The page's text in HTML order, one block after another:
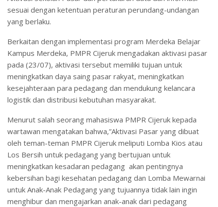
sesuai dengan ketentuan peraturan perundang-undangan
yang berlaku.
Berkaitan dengan implementasi program Merdeka Belajar
Kampus Merdeka, PMPR Cijeruk mengadakan aktivasi pasar
pada (23/07), aktivasi tersebut memiliki tujuan untuk
meningkatkan daya saing pasar rakyat, meningkatkan
kesejahteraan para pedagang dan mendukung kelancara
logistik dan distribusi kebutuhan masyarakat.
Menurut salah seorang mahasiswa PMPR Cijeruk kepada
wartawan mengatakan bahwa,”Aktivasi Pasar yang dibuat
oleh teman-teman PMPR Cijeruk meliputi Lomba Kios atau
Los Bersih untuk pedagang yang bertujuan untuk
meningkatkan kesadaran pedagang akan pentingnya
kebersihan bagi kesehatan pedagang dan Lomba Mewarnai
untuk Anak-Anak Pedagang yang tujuannya tidak lain ingin
menghibur dan mengajarkan anak-anak dari pedagang